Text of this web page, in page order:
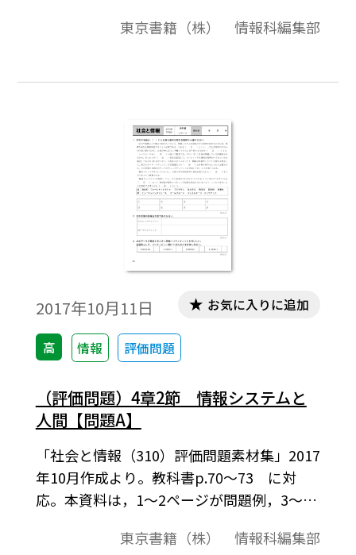
評価問題の素材として，編集加工してご利
東京書籍（株） 情報科編集部
2017年10月11日
高 情報 評価問題
お気に入りに追加
（評価問題）4章2節 情報システムと
人間【問題A】
「社会と情報（310）評価問題素材集」2017
年10月作成より。教科書p.70～73 に対
応。本資料は，1～2ページが問題例，3～4
評価問題の素材として，編集加工してご利
東京書籍（株） 情報科編集部